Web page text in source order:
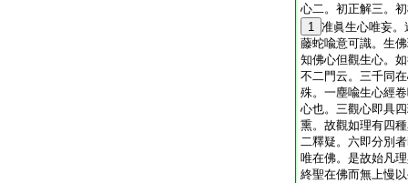
心二。初正解三。
1 准眞生心唯妄
藤蛇喩意可識。生
知佛心但觀生心。
不二門云。三千同
殊。一塵喩生心經
心也。三觀心即具
熏。故觀如理有四
二釋疑。六即分別
唯在佛。是故始凡
終聖在佛而無上慢